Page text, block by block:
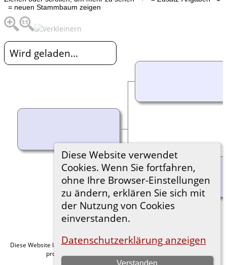
Diese Website verwendet
Cookies. Wenn Sie fortfahren,
ohne Ihre Browser-Einstellungen
zu ändern, erklären Sie sich mit
der Nutzung von Cookies
einverstanden.
Datenschutzerklärung anzeigen
Verstanden
= neuen Stammbaum zeigen
Wird geladen...
Diese Website läuft mitThe Next Generation of Genealogy Sitebuildingv. 15.0.1,
programmiert von Darrin Lythgoe © 2001-2026.